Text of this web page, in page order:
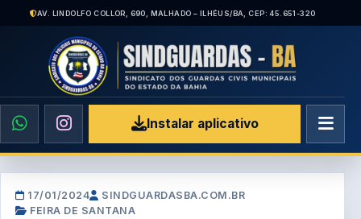
AV. LINDOLFO COLLOR, 690, MALHADO – ILHÉUS/BA, CEP: 45.651-320
Instalar aplicativo
17/01/2024
SINDGUARDASBA.COM.BR
FEIRA DE SANTANA